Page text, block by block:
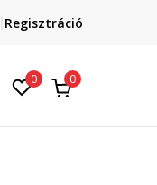
Regisztráció
0 0